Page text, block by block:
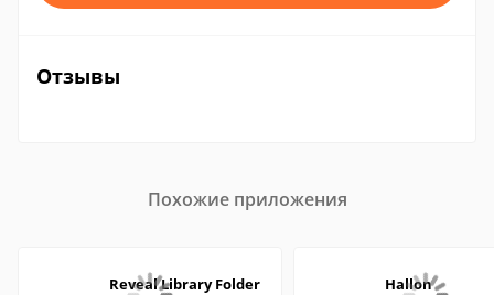
Отзывы
Похожие приложения
Reveal Library Folder Hallon